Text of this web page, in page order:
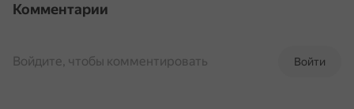
Комментарии
Войти
Войдите, чтобы комментировать